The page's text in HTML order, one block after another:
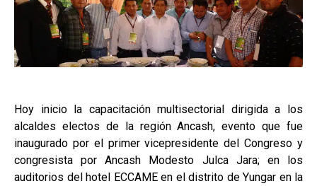
Hoy inicio la capacitación multisectorial dirigida a los
alcaldes electos de la región Ancash, evento que fue
inaugurado por el primer vicepresidente del Congreso y
congresista por Ancash Modesto Julca Jara; en los
auditorios del hotel ECCAME en el distrito de Yungar en la